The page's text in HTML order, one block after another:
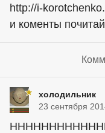
http://i-
и коменты
холодильник
23 сентября